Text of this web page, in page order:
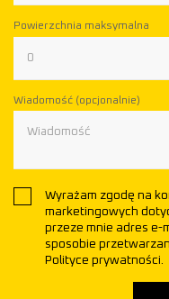
Powierzchnia maksymalna
Wiadomość (opcjonalnie)
Wyrażam zgodę na
marketingowych
przeze mnie adres e-
sposobie
Polityce prywatności.